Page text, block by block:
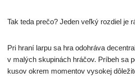
Tak teda pre­čo? Jeden veľ­ký roz­diel je
Pri hra­ní lar­pu sa hra odo­hrá­va
v malých sku­pi­nách hrá­čov. Príbeh sa
kusov okrem momen­tov vyso­kej